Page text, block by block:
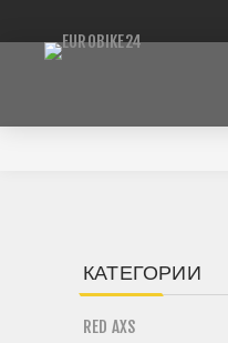
КАТЕГОРИИ
RED AXS